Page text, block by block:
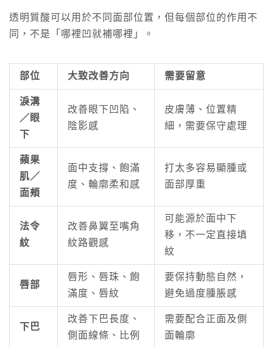
透明質酸可以用於不同面部位置，但每個部位的作用不
同，不是「哪裡凹就補哪裡」。
部位 大致改善方向 需要留意
淚溝
／眼
下
改善眼下凹陷、
陰影感
皮膚薄、位置精
細，需要保守處理
蘋果
肌／
面頰
面中支撐、飽滿
度、輪廓柔和感
打太多容易顯腫或
面部厚重
法令
紋
改善鼻翼至嘴角
紋路觀感
可能源於面中下
移，不一定直接填
紋
唇部
唇形、唇珠、飽
滿度、唇紋
要保持動態自然，
避免過度腫脹感
下巴
改善下巴長度、
側面線條、比例
需要配合正面及側
面輪廓